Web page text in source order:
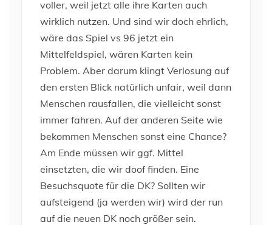
voller, weil jetzt alle ihre Karten auch
wirklich nutzen. Und sind wir doch ehrlich,
wäre das Spiel vs 96 jetzt ein
Mittelfeldspiel, wären Karten kein
Problem. Aber darum klingt Verlosung auf
den ersten Blick natürlich unfair, weil dann
Menschen rausfallen, die vielleicht sonst
immer fahren. Auf der anderen Seite wie
bekommen Menschen sonst eine Chance?
Am Ende müssen wir ggf. Mittel
einsetzten, die wir doof finden. Eine
Besuchsquote für die DK? Sollten wir
aufsteigend (ja werden wir) wird der run
auf die neuen DK noch größer sein.